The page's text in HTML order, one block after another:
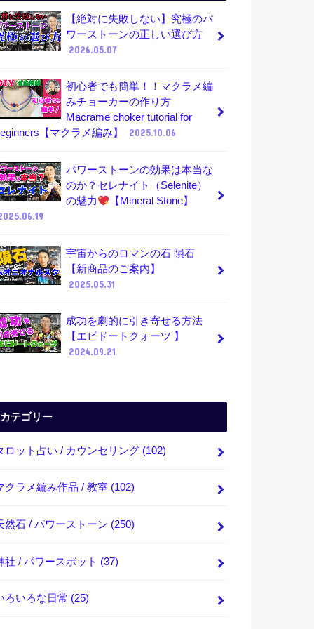
【絶対に失敗しない】究極のパ
ワーストーンの正しい選び方
2026.05.07
初心者でも簡単！！マクラメ編
みチョーカーの作り方
Macrame choker tutorial for
【マクラメ編み】
2025.10.06
パワーストーンの効果は本当な
のか？セレナイト（Selenite）
の魅力
【Mineral Stone】
宇宙からのロマンの石 隕石
【新商品のご案内】
2025.05.31
成功を劇的に引き寄せる方法
【エピドートクォーツ 】
2024.09.21
カテゴリー
ロット占い / カウンセリング (102)
クラメ編み作品 / 教室 (102)
然石 / パワーストーン (250)
社 / パワースポット (37)
ろいろな日常 (25)